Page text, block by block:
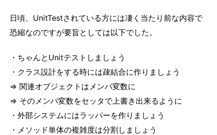
日頃、UnitTestされている方には凄く当たり前な内容で
恐縮なのですが要旨としては以下でした。
・ちゃんとUnitテストしましょう
・クラス設計をする時には疎結合に作りましょう
=> 関連オブジェクトはメンバ変数に
=> そのメンバ変数をセッタで上書き出来るように
・外部システムにはラッパーを作りましょう
・メソッド単体の複雑度は分割しましょう